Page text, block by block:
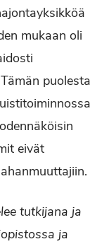
mukaan oli
puolesta
eivät
tutkijana ja
ja